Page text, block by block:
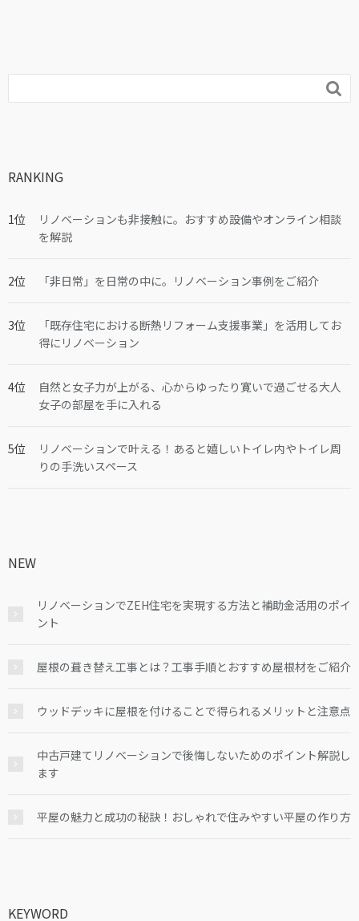

RANKING
リノベーションも非接触に。おすすめ設備やオンライン相談
を解説
「非日常」を日常の中に。リノベーション事例をご紹介
「既存住宅における断熱リフォーム支援事業」を活用してお
得にリノベーション
自然と女子力が上がる、心からゆったり寛いで過ごせる大人
女子の部屋を手に入れる
リノベーションで叶える！あると嬉しいトイレ内やトイレ周
りの手洗いスペース
NEW
リノベーションでZEH住宅を実現する方法と補助金活用のポイ
ント
屋根の葺き替え工事とは？工事手順とおすすめ屋根材をご紹介
ウッドデッキに屋根を付けることで得られるメリットと注意点
中古戸建てリノベーションで後悔しないためのポイント解説し
ます
平屋の魅力と成功の秘訣！おしゃれで住みやすい平屋の作り方
KEYWORD